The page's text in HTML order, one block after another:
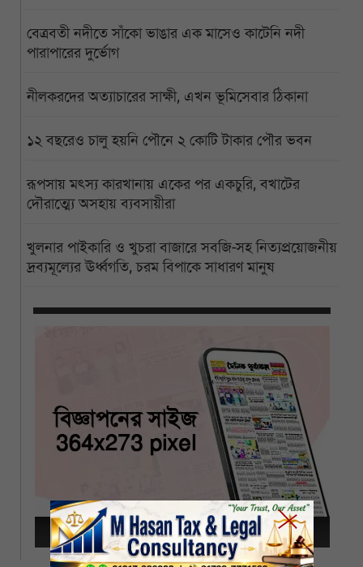
বেত্রবতী নদীতে সাঁকো ভাঙার এক মাসেও কাটেনি নদী
পারাপারের দুর্ভোগ
নীলকরদের অত্যাচারের সাক্ষী, এখন ভূমিসেবার ঠিকানা
১২ বছরেও চালু হয়নি পৌনে ২ কোটি টাকার পৌর ভবন
রূপসায় মৎস্য কারখানায় একের পর একচুরি, বখাটের
দৌরাত্ম্যে অসহায় ব্যবসায়ীরা
খুলনার পাইকারি ও খুচরা বাজারে সবজি-সহ নিত্যপ্রয়োজনীয়
দ্রব্যমূল্যের ঊর্ধ্বগতি, চরম বিপাকে সাধারণ মানুষ